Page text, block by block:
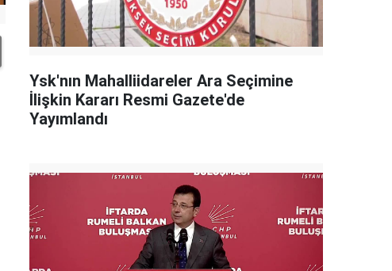
Ysk'nın Mahalliidareler Ara Seçimine
İlişkin Kararı Resmi Gazete'de
Yayımlandı